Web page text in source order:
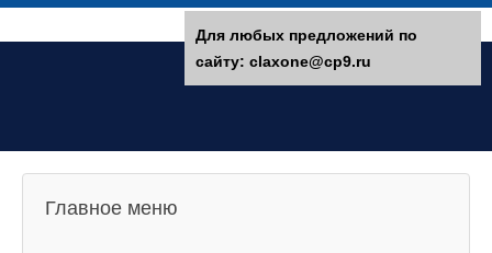
Главное меню
Для любых предложений по
сайту: claxone@cp9.ru